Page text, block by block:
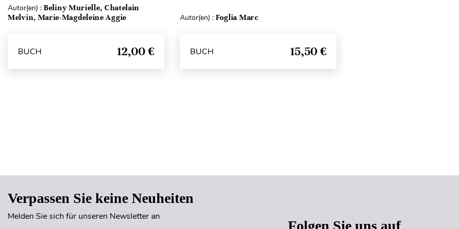
Autor(en) : Beliny Murielle, Chatelain
Melvin, Marie-Magdeleine Aggie
BUCH 12,00 €
Autor(en) : Foglia Marc
BUCH 15,50 €
Verpassen Sie keine Neuheiten
Melden Sie sich für unseren Newsletter an
Folgen Sie uns auf